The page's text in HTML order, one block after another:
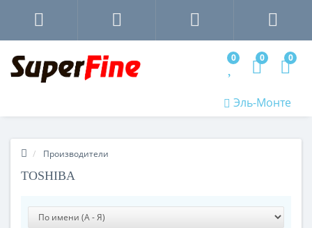
0 0 0
Эль-Монте
Производители
TOSHIBA